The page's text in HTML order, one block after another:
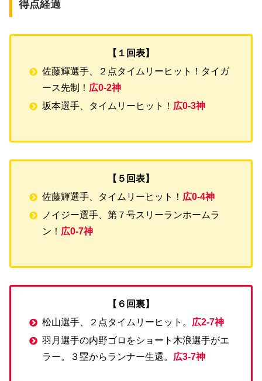
得点経過
【１回表】
佐藤輝選手、２点タイムリーヒット！タイガ
ース先制！ 広0-2神
坂本選手、タイムリーヒット！ 広0-3神
【５回表】
佐藤輝選手、タイムリーヒット！ 広0-4神
ノイジー選手、第７号スリーランホームラ
ン！ 広0-7神
【６回裏】
松山選手、２点タイムリーヒット。 広2-7神
羽月選手の内野ゴロをショート木浪選手がエ
ラー。３塁からランナー生還。 広3-7神